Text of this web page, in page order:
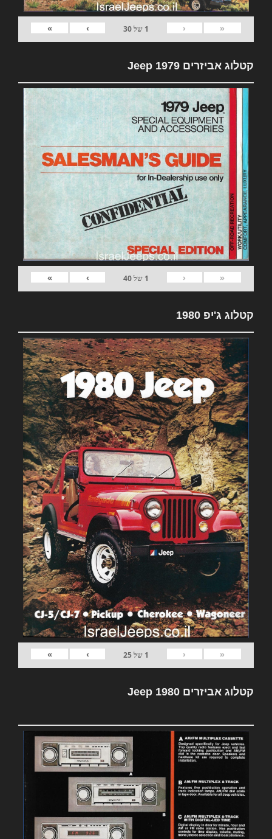
«
‹
1 של30
›
»
קטלוג אביזרים 1979 Jeep
«
‹
1 של40
›
»
קטלוג ג'יפ 1980
«
‹
1 של25
›
»
קטלוג אביזרים Jeep 1980